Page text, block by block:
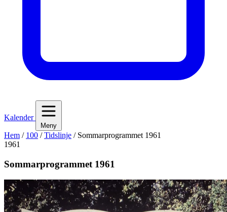
Kalender
Meny
Hem / 100 /Tidslinje / Sommarprogrammet 1961
1961
Sommarprogrammet 1961